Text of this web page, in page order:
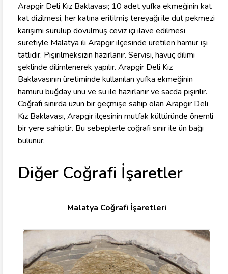
Arapgir Deli Kız Baklavası; 10 adet yufka ekmeğinin kat
kat dizilmesi, her katına eritilmiş tereyağı ile dut pekmezi
karışımı sürülüp dövülmüş ceviz içi ilave edilmesi
suretiyle Malatya ili Arapgir ilçesinde üretilen hamur işi
tatlıdır. Pişirilmeksizin hazırlanır. Servisi, havuç dilimi
şeklinde dilimlenerek yapılır. Arapgir Deli Kız
Baklavasının üretiminde kullanılan yufka ekmeğinin
hamuru buğday unu ve su ile hazırlanır ve sacda pişirilir.
Coğrafi sınırda uzun bir geçmişe sahip olan Arapgir Deli
Kız Baklavası, Arapgir ilçesinin mutfak kültüründe önemli
bir yere sahiptir. Bu sebeplerle coğrafi sınır ile ün bağı
bulunur.
Diğer Coğrafi İşaretler
Malatya Coğrafi İşaretleri